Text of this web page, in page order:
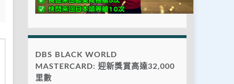
DBS BLACK WORLD
MASTERCARD: 迎新獎賞高達32,000
里數